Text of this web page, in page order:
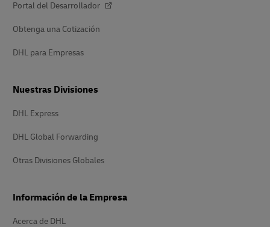
Portal del Desarrollador
Obtenga una Cotización
DHL para Empresas
Nuestras Divisiones
DHL Express
DHL Global Forwarding
Otras Divisiones Globales
Información de la Empresa
Acerca de DHL